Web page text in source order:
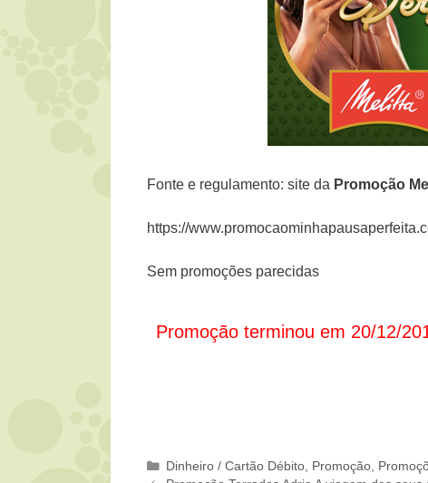
Fonte e regulamento: site da Promoção
https://
Sem promoções parecidas
Promoção terminou em 20/12/
Categorias
Dinheiro / Cartão Débito Promoção